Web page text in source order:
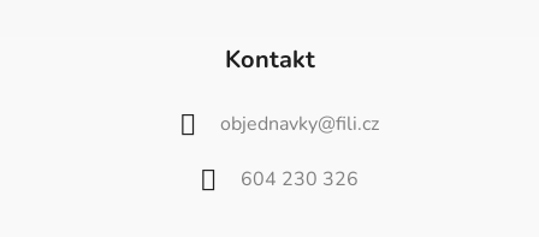
Kontakt
objednavky@fili.cz
604 230 326